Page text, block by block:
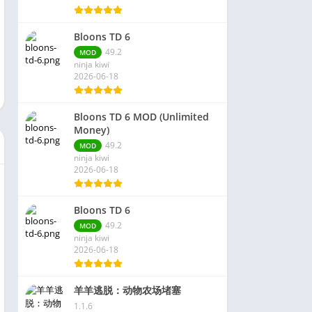
Bloons TD 6
MOD
49.2
ninja kiwi
2026-06-18
Bloons TD 6 MOD (Unlimited
Money)
MOD
49.2
ninja kiwi
2026-06-18
Bloons TD 6
MOD
49.2
ninja kiwi
2026-06-18
羊羊逃脱：动物农场堵塞
1.1.6